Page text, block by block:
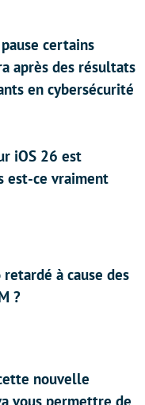
certains
après des résultats
en cybersécurité
iOS 26 est
est-ce vraiment
retardé à cause des
?
nouvelle
vous permettre de